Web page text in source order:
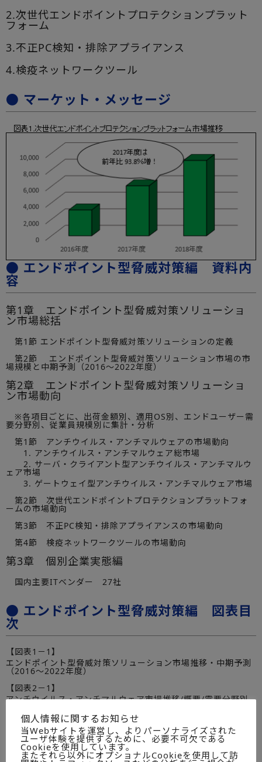
2.次世代エンドポイントプロテクションプラット
フォーム
3.不正PC検知・排除アプライアンス
4.検疫ネットワークツール
● マーケット・メッセージ
● エンドポイント型脅威対策編 資料内
容
第1章 エンドポイント型脅威対策ソリューショ
ン市場総括
第1節 エンドポイント型脅威対策ソリューションの定義
第2節 エンドポイント型脅威対策ソリューション市場の市
場規模と中期予測（2016～2022年度）
第2章 エンドポイント型脅威対策ソリューショ
ン市場動向
※各項目ごとに、出荷金額別、適用OS別、エンドユーザー需
要分野別、従業員規模別に集計・分析
第1節 アンチウイルス・アンチマルウェアの市場動向
1. アンチウイルス・アンチマルウェア総市場
2. サーバ・クライアント型アンチウイルス・アンチマルウ
ェア市場
3. ゲートウェイ型アンチウイルス・アンチマルウェア市場
第2節 次世代エンドポイントプロテクションプラットフォ
ームの市場動向
第3節 不正PC検知・排除アプライアンスの市場動向
第4節 検疫ネットワークツールの市場動向
第3章 個別企業実態編
国内主要ITベンダー 27社
● エンドポイント型脅威対策編 図表目
次
【図表1－1】
エンドポイント型脅威対策ソリューション市場推移・中期予測
（2016～2022年度）
【図表2－1】
アンチウイルス・アンチマルウェア市場推移/概要/需要分野別
＜アンチウイルス・アンチマルウェア＞
【図表2－2】
次世代エンドポイントプロテクションプラットフォーム市場推
移/概要/需要分野別/OS別出荷金額（2016～2018年度）
個人情報に関するお知らせ
当Webサイトを運営し、よりパーソナライズされた
ユーザ体験を提供するために、必要不可欠である
Cookieを使用しています。
またそれら以外にオプショナルCookieを使用して訪